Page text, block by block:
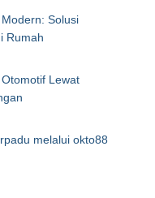
Solusi
Rumah
Lewat
melalui okto88